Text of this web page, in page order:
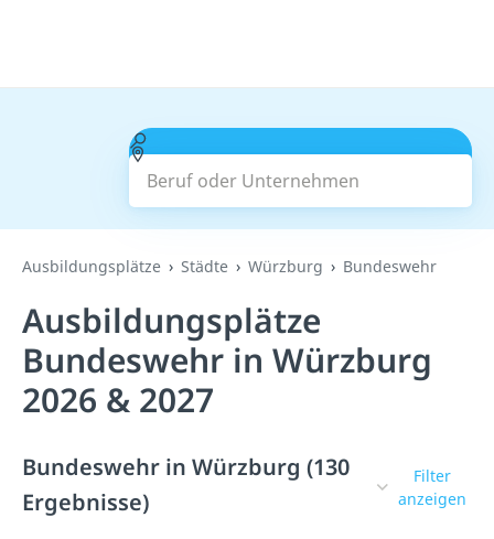
Beruf oder Unternehmen
Suchen
Ausbildungsplätze Städte Würzburg Bundeswehr
Ausbildungsplätze
Bundeswehr in Würzburg
2026 & 2027
Bundeswehr in Würzburg (130
Ergebnisse)
Filter
anzeigen